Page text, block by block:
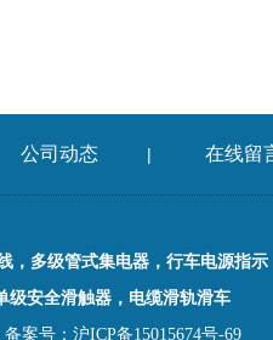
公司动态 | 在线留
，多级管式集电器，行车电源指示
级安全滑触器，电缆滑轨滑车
备案号：沪ICP备15015674号-69